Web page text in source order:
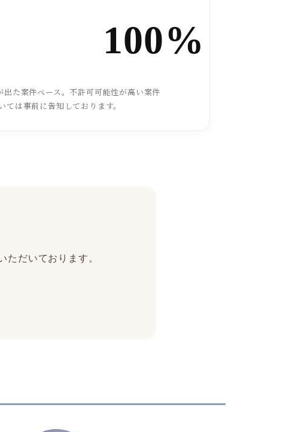
100%
た案件ベース。不許可可能性が高い案件
ては事前に告知しております。
ただいております。